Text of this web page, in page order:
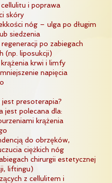
cellulitu i poprawa
skóry
nóg – ulga po długim
siedzenia
regeneracji po zabiegach
(np. liposukcji)
krwi i limfy
napięcia
jest presoterapia?
jest polecana dla:
krążenia
do obrzęków,
ciężkich nóg
chirurgii estetycznej
liftingu)
z cellulitem i